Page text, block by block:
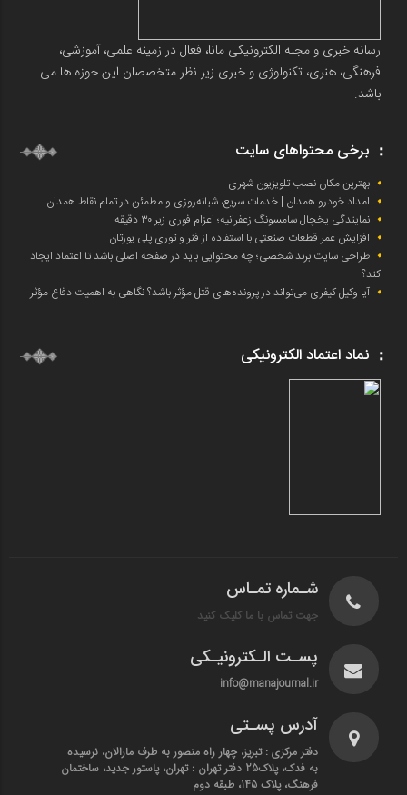
رسانه خبری و مجله الکترونیکی مانا، فعال در زمینه علمی، آموزشی،
فرهنگی، هنری، تکنولوژی و خبری زیر نظر متخصصان این حوزه ها می
باشد.
برخی محتواهای سایت
بهترین مکان نصب تلویزیون شهری
امداد خودرو همدان | خدمات سریع، شبانه‌روزی و مطمئن در تمام نقاط همدان
نمایندگی یخچال سامسونگ زعفرانیه؛ اعزام فوری زیر ۳۰ دقیقه
افزایش عمر قطعات صنعتی با استفاده از فنر و توری پلی یورتان
طراحی سایت برند شخصی؛ چه محتوایی باید در صفحه اصلی باشد تا اعتماد ایجاد
کند؟
آیا وکیل کیفری می‌تواند در پرونده‌های قتل مؤثر باشد؟ نگاهی به اهمیت دفاع مؤثر
نماد اعتماد الکترونیکی
شـماره تمـاس
جهت تماس با ما کلیک کنید
پسـت الـکترونیـکی
info@manajournal.ir
آدرس پسـتی
دفتر مرکزی : تبریز، چهار راه منصور به طرف مارالان، نرسیده
به فدک، پلاک25 دفتر تهران : تهران، پاستور جدید، ساختمان
فرهنگ، پلاک 145، طبقه دوم